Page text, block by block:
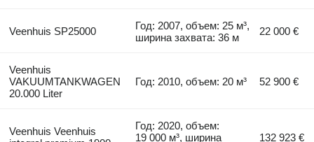
Veenhuis SP25000
Год: 2007, объем: 25 м³,
ширина захвата: 36 м
22 000 €
Veenhuis
VAKUUMTANKWAGEN
20.000 Liter
Год: 2010, объем: 20 м³ 52 900 €
Veenhuis Veenhuis
Год: 2020, объем:
19 000 м³, ширина
132 923 €